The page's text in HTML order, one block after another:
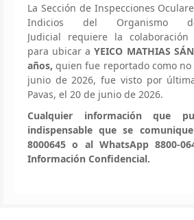
La Sección de Inspecciones
Indicios del Organismo
Judicial requiere la
para ubicar aYEICO MATHIAS
años,quien fue reportado como
junio de 2026, fue visto por
Pavas, el 20 de junio de 2026.
Cualquier información que
indispensable que se
8000645 o al WhatsApp 8800-
Información Confidencial.